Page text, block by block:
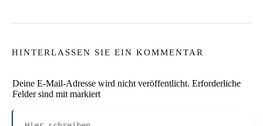
HINTERLASSEN SIE EIN KOMMENTAR
Deine E-Mail-Adresse wird nicht veröffentlicht. Erforderliche
Felder sind mit markiert